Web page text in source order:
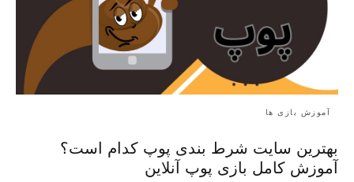
آموزش بازی ها
بهترین سایت شرط بندی پوپ کدام است؟
آموزش کامل بازی پوپ آنلاین